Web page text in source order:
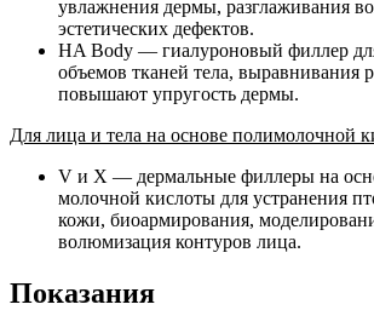
увлажнения дермы, разглаживания
эстетических дефектов.
HA Body — гиалуроновый филлер
объемов тканей тела, выравнивания
повышают упругость дермы.
Для лица и тела на основе полимолочной
V и X — дермальные филлеры на
молочной кислоты для устранения
кожи, биоармирования,
волюмизация контуров лица.
Показания